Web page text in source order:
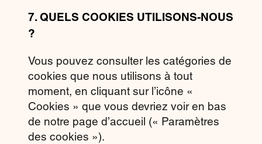
7. QUELS COOKIES UTILISONS-NOUS
?
Vous pouvez consulter les catégories de
cookies que nous utilisons à tout
moment, en cliquant sur l’icône «
Cookies » que vous devriez voir en bas
de notre page d’accueil (« Paramètres
des cookies »).